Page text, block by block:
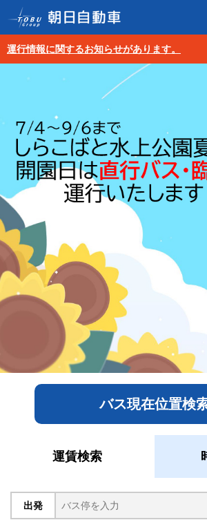
運行情報に関するお知らせがあります。
バス現在位置検
運賃検索
出発